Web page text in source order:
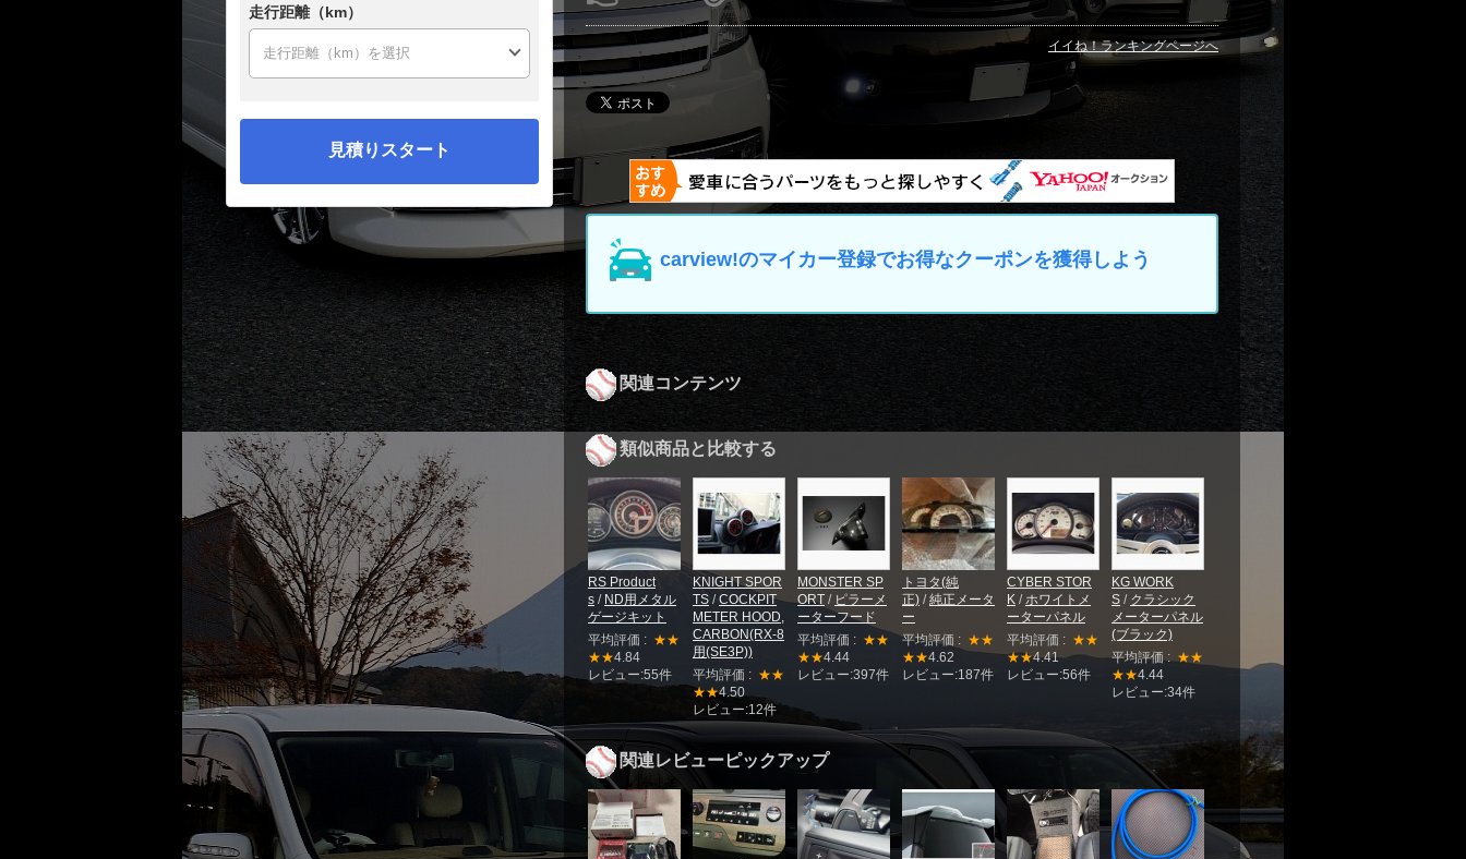
イイね！ランキングページへ
carview!のマイカー登録でお得なクーポンを獲得しよう
関連コンテンツ
類似商品と比較する
RS Product
s / ND用メタル
ゲージキット
平均評価 : ★★
★★4.84
レビュー:55件
KNIGHT SPOR
TS /COCKPIT
METER HOOD,
CARBON(RX-8
用(SE3P))
平均評価 : ★★
★★4.50
レビュー:12件
MONSTER SP
ORT / ピラーメ
ーターフード
平均評価 : ★★
★★4.44
レビュー:397件
トヨタ(純
正) /純正メータ
ー
平均評価 : ★★
★★4.62
レビュー:187件
CYBER STOR
K / ホワイトメ
ーターパネル
平均評価 : ★★
★★4.41
レビュー:56件
KG WORK
S / クラシック
メーターパネル
(ブラック)
平均評価 : ★★
★★4.44
レビュー:34件
関連レビューピックアップ
走行距離（km）
見積りスタート